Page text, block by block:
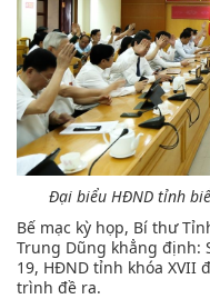
Đại biểu HĐND tỉnh
Bế mạc kỳ họp, Bí thư
Trung Dũng khẳng định:
19, HĐND tỉnh khóa XVII
trình đề ra.